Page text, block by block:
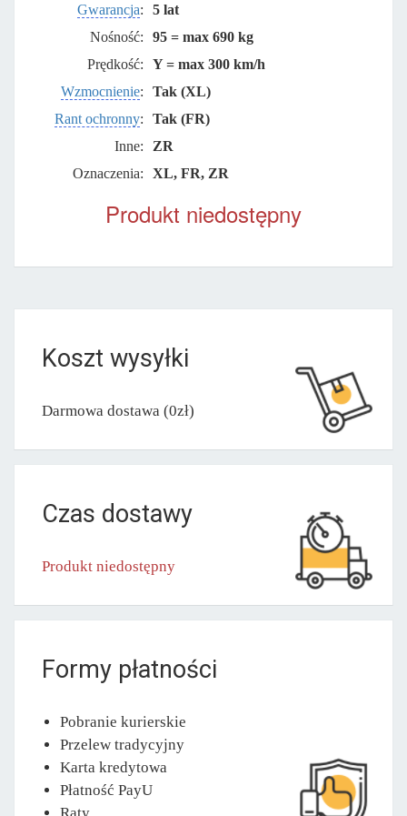
Gwarancja:
5 lat
Nośność:
95 = max 690 kg
Prędkość:
Y = max 300 km/h
Wzmocnienie:
Tak (XL)
Rant ochronny:
Tak (FR)
Inne:
ZR
Oznaczenia:
XL, FR, ZR
Produkt niedostępny
Koszt wysyłki
Darmowa dostawa (0zł)
Czas dostawy
Produkt niedostępny
Formy płatności
Pobranie kurierskie
Przelew tradycyjny
Karta kredytowa
Płatność PayU
Raty